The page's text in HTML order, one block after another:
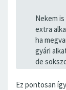
Nekem
extra
ha
gyári
de
Ez pontosan